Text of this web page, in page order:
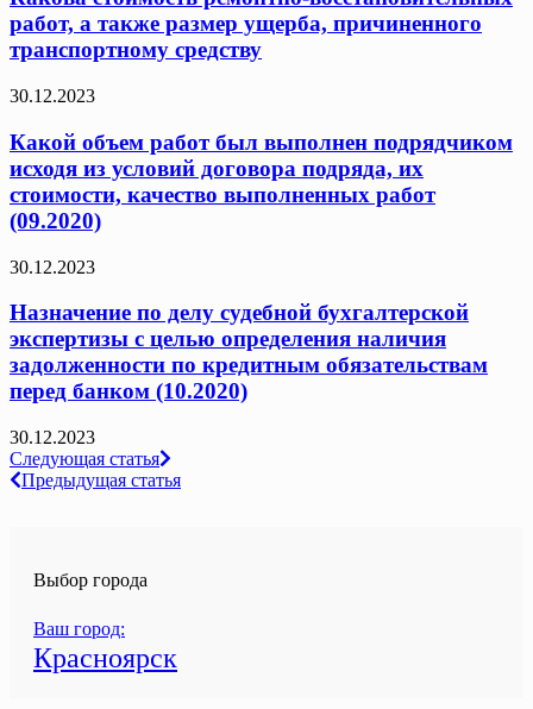
работ, а также размер ущерба, причиненного
транспортному средству
30.12.2023
Какой объем работ был выполнен подрядчиком
исходя из условий договора подряда, их
стоимости, качество выполненных работ
(09.2020)
30.12.2023
Назначение по делу судебной бухгалтерской
экспертизы с целью определения наличия
задолженности по кредитным обязательствам
перед банком (10.2020)
30.12.2023
Навигация
по
Следующая статья
Предыдущая статья
Выбор города
Ваш город:
Красноярск